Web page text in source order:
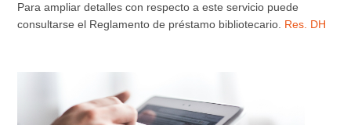
Para ampliar detalles con respecto a este servicio puede
consultarse el Reglamento de préstamo bibliotecario. Res. DH